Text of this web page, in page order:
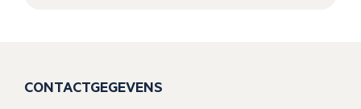
CONTACTGEGEVENS